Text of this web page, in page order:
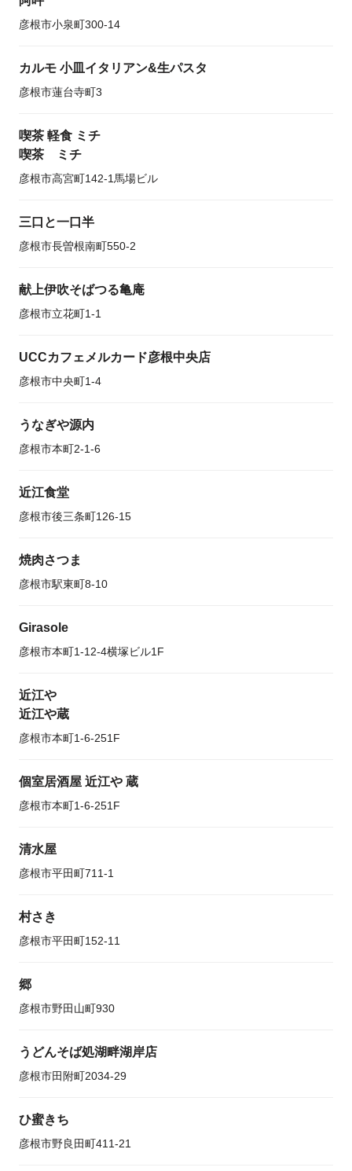
彦根市小泉町300-14
カルモ 小皿イタリアン&生パスタ
彦根市蓮台寺町3
喫茶 軽食 ミチ
喫茶 ミチ
彦根市高宮町142-1馬場ビル
三口と一口半
彦根市長曽根南町550-2
献上伊吹そばつる亀庵
彦根市立花町1-1
UCCカフェメルカード彦根中央店
彦根市中央町1-4
うなぎや源内
彦根市本町2-1-6
近江食堂
彦根市後三条町126-15
焼肉さつま
彦根市駅東町8-10
Girasole
彦根市本町1-12-4横塚ビル1F
近江や
近江や蔵
彦根市本町1-6-251F
個室居酒屋 近江や 蔵
彦根市本町1-6-251F
清水屋
彦根市平田町711-1
村さき
彦根市平田町152-11
郷
彦根市野田山町930
うどんそば処湖畔湖岸店
彦根市田附町2034-29
ひ蜜きち
彦根市野良田町411-21